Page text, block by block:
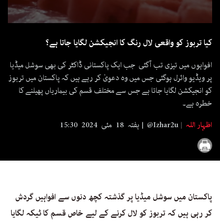
51
seconds
کیا تربوز کو واقعی لال رنگ کا انجیکشن لگایا جاتا ہے؟
افواہوں میں تیزی تب آگئی جب ایک پاکستانی ڈاکٹر کی بھی سوشل میڈیا
پر ویڈیو وائرل ہوگئی جس میں وہ دعویٰ کر رہے ہیں کہ پاکستان میں تربوز
کو انجیکشن لگایا جاتا ہے جس سے مختلف قسم کی بیماریاں پھیلنے کا
خطرہ ہے۔
اظہار اللہ
@Izhar2u ہفتہ 18 مئی 2024 15:30
پاکستان میں سوشل میڈیا پر گذشتہ کچھ دنوں سے افواہیں گردش
کر رہی ہیں کہ تربوز کو لال کرنے کے لیے خاص قسم کا ٹیکہ لگایا